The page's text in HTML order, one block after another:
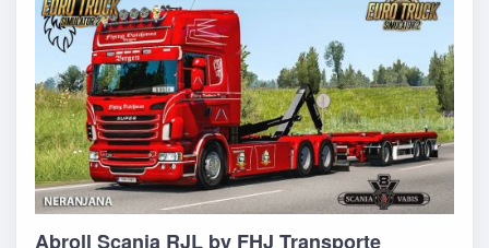
Abroll Scania RJL by FHJ Transporte